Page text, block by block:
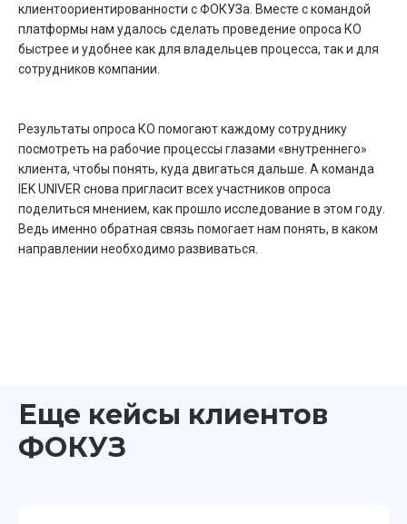
клиентоориентированности с ФОКУЗа. Вместе с командой
платформы нам удалось сделать проведение опроса КО
быстрее и удобнее как для владельцев процесса, так и для
сотрудников компании.
Результаты опроса КО помогают каждому сотруднику
посмотреть на рабочие процессы глазами «внутреннего»
клиента, чтобы понять, куда двигаться дальше. А команда
IEK UNIVER снова пригласит всех участников опроса
поделиться мнением, как прошло исследование в этом году.
Ведь именно обратная связь помогает нам понять, в каком
направлении необходимо развиваться.
Еще кейсы клиентов
ФОКУЗ